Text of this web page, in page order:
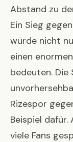
Abstand zu
Ein Sieg
würde nicht
einen
bedeuten.
Rizespor
Beispiel
viele Fans